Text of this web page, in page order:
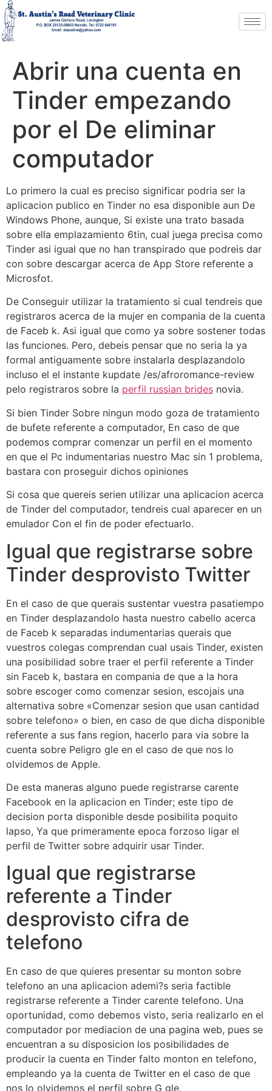
Abrir una cuenta en
Tinder empezando
por el De eliminar
computador
Lo primero la cual es preciso significar podri­a ser la
aplicacion publico en Tinder no esa disponible aun De
Windows Phone, aunque, Si existe una trato basada
sobre ella emplazamiento 6tin, cual juega precisa como
Tinder asi­ igual que no han transpirado que podreis dar
con sobre descargar acerca de App Store referente a
Microsfot.
De Conseguir utilizar la tratamiento si cual tendreis que
registraros acerca de la mujer en compania de la cuenta
de Faceb k. Asi­ igual que como ya sobre sostener todas
las funciones. Pero, debeis pensar que no seri­a la ya
formal antiguamente sobre instalarla desplazandolo
incluso el el instante kupdate /es/afroromance-review
pelo registraros sobre la perfil russian brides novia.
Si bien Tinder Sobre ningun modo goza de tratamiento
de bufete referente a computador, En caso de que
podemos comprar comenzar un perfil en el momento
en que el Pc indumentarias nuestro Mac sin 1 problema,
bastara con proseguir dichos opiniones
Si cosa que quereis seri­en utilizar una aplicacion acerca
de Tinder del computador, tendreis cual aparecer en un
emulador Con el fin de poder efectuarlo.
Igual que registrarse sobre
Tinder desprovisto Twitter
En el caso de que querais sustentar vuestra pasatiempo
en Tinder desplazandolo hasta nuestro cabello acerca
de Faceb k separadas indumentarias querais que
vuestros colegas comprendan cual usais Tinder, existen
una posibilidad sobre traer el perfil referente a Tinder
sin Faceb k, bastara en compania de que a la hora
sobre escoger como comenzar sesion, escojais una
alternativa sobre «Comenzar sesion que usan cantidad
sobre telefono» o bien, en caso de que dicha disponible
referente a sus fans region, hacerlo para vi­a sobre la
cuenta sobre Peligro gle en el caso de que nos lo
olvidemos de Apple.
De esta maneras alguno puede registrarse carente
Facebook en la aplicacion en Tinder; este tipo de
decision porta disponible desde posibilita poquito
lapso, Ya que primeramente epoca forzoso ligar el
perfil de Twitter sobre adquirir usar Tinder.
Igual que registrarse
referente a Tinder
desprovisto cifra de
telefono
En caso de que quieres presentar su monton sobre
telefono an una aplicacion ademi?s seri­a factible
registrarse referente a Tinder carente telefono. Una
oportunidad, como debemos visto, seri­a realizarlo en el
computador por mediacion de una pagina web, pues se
encuentran a su disposicion los posibilidades de
producir la cuenta en Tinder falto monton en telefono,
empleando ya la cuenta de Twitter en el caso de que
nos lo olvidemos el perfil sobre G gle.